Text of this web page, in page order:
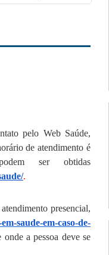
pelo Web Saúde,
orário de atendimento é
ser obtidas
.
presencial,
saude-em-caso-de-
a pessoa deve se